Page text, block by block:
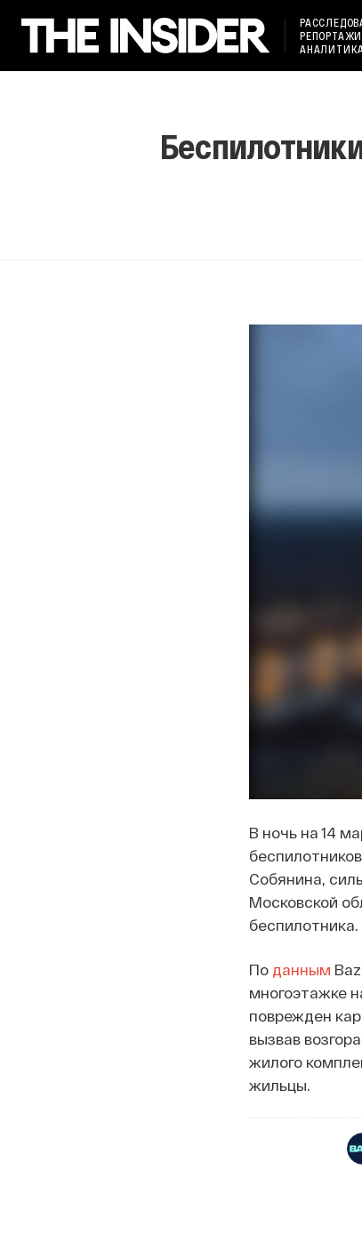
РЕПОРТАЖИ
АНАЛИТИКА
В ночь на 14
Собянина,
Московской
беспилотника.
По данным
многоэтажке
поврежден
вызвав
жилого
жильцы.